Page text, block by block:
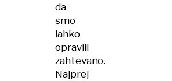
da
smo
lahko
opravili
zahtevano.
Najprej